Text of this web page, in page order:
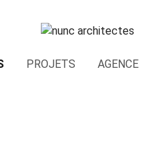
PROJETS AGENCE